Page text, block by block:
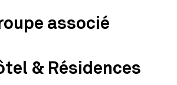
associé
& Résidences